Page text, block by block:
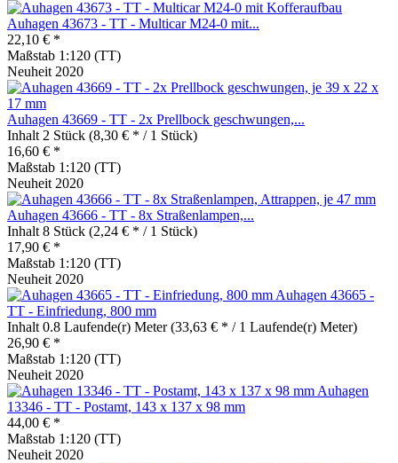
Auhagen 43673 - TT - Multicar M24-0 mit...
22,10 € *
Maßstab 1:120 (TT)
Neuheit 2020
Auhagen 43669 - TT - 2x Prellbock geschwungen,...
Inhalt 2 Stück (8,30 € * / 1 Stück)
16,60 € *
Maßstab 1:120 (TT)
Neuheit 2020
Auhagen 43666 - TT - 8x Straßenlampen,...
Inhalt 8 Stück (2,24 € * / 1 Stück)
17,90 € *
Maßstab 1:120 (TT)
Neuheit 2020
Auhagen 43665 -
TT - Einfriedung, 800 mm
Inhalt 0.8 Laufende(r) Meter(33,63 € * / 1 Laufende(r) Meter)
26,90 € *
Maßstab 1:120 (TT)
Neuheit 2020
Auhagen
13346 - TT - Postamt, 143 x 137 x 98 mm
44,00 € *
Maßstab 1:120 (TT)
Neuheit 2020